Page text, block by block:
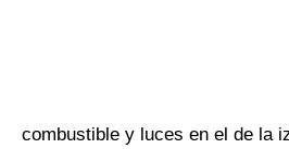
combustible y luces en el de la